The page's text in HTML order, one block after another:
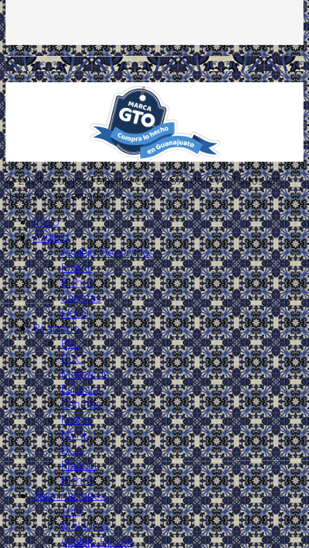
.
© 2024 Azulejos Talavera Cortés S.A. de C.V. - Todos los
derechos reservados.
Inicio
Azulejo
Azulejo Decorado
Frutas
Bichos
Cenefas
Floral
Realzado
RVL
RDC
Metálicos
Especial
Cenefas
Frutas
NVRL
DUO
Plaquet
Bichos
Terminaciones
Trim
Molduras
Azulejo Relieve